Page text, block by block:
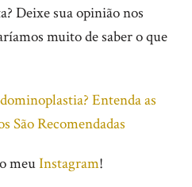
Deixe sua opinião nos
muito de saber o que
Entenda as
São Recomendadas
meuInstagram!